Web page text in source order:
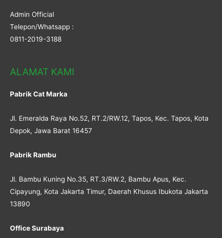
Admin Official
Telepon/Whatsapp :
0811-2019-3188
ALAMAT KAMI
Pabrik Cat Marka
Jl. Emeralda Raya No.52, RT.2/RW.12, Tapos, Kec. Tapos, Kota
Depok, Jawa Barat 16457
Pabrik Rambu
Jl. Bambu Kuning No.35, RT.3/RW.2, Bambu Apus, Kec.
Cipayung, Kota Jakarta Timur, Daerah Khusus Ibukota Jakarta
13890
Office Surabaya